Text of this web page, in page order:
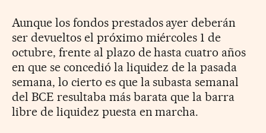
Aunque los fondos prestados ayer deberán
ser devueltos el próximo miércoles 1 de
octubre, frente al plazo de hasta cuatro años
en que se concedió la liquidez de la pasada
semana, lo cierto es que la subasta semanal
del BCE resultaba más barata que la barra
libre de liquidez puesta en marcha.